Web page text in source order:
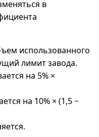
в
использованного
лимит завода.
на 5% ×
на 10% × (1,5 −